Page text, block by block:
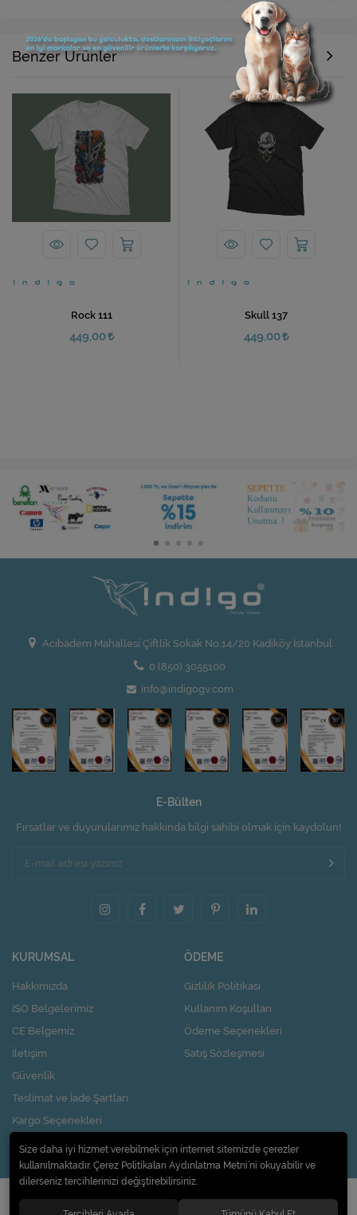
Benzer Ürünler
Rock 111
449,00
Skull 137
449,00
Acıbadem Mahallesi Çiftlik Sokak No:14/20 Kadıköy İstanbul
0 (850) 3055100
info@indigogv.com
E-Bülten
Fırsatlar ve duyurularımız hakkında bilgi sahibi olmak için kaydolun!
KURUMSAL
Hakkımızda
ISO Belgelerimiz
CE Belgemiz
İletişim
Güvenlik
Teslimat ve İade Şartları
Kargo Seçenekleri
Nasıl Kupon Kazanırım?
ÖDEME
Gizlilik Politikası
Kullanım Koşulları
Ödeme Seçenekleri
Satış Sözleşmesi
© 2020Pi Design İç ve Dış Ticaret Limited Şirketi. Tüm hakları saklıdır.
Size daha iyi hizmet verebilmek için internet sitemizde çerezler
kullanılmaktadır. Çerez Politikaları Aydınlatma Metni’ni okuyabilir ve
dilerseniz tercihlerinizi değiştirebilirsiniz.